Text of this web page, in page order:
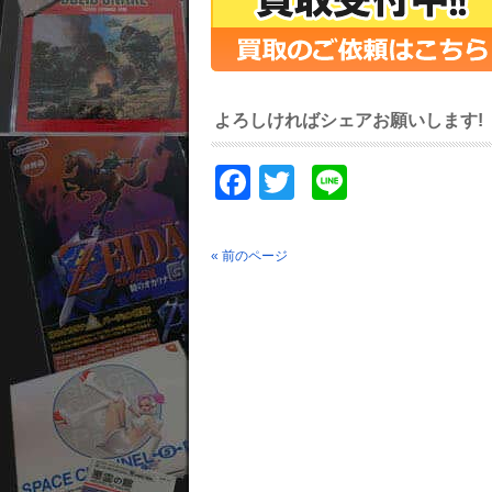
よろしければシェアお願いします!
Facebook
Twitter
« 前のページ